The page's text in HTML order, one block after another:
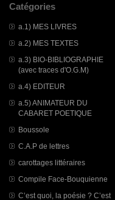
Catégories
a.1) MES LIVRES
a.2) MES TEXTES
a.3) BIO-BIBLIOGRAPHIE
(avec traces d'O.G.M)
a.4) EDITEUR
a.5) ANIMATEUR DU
CABARET POETIQUE
Boussole
C.A.P de lettres
carottages littéraires
Compile Face-Bouquienne
C’est quoi, la poésie ? C’est